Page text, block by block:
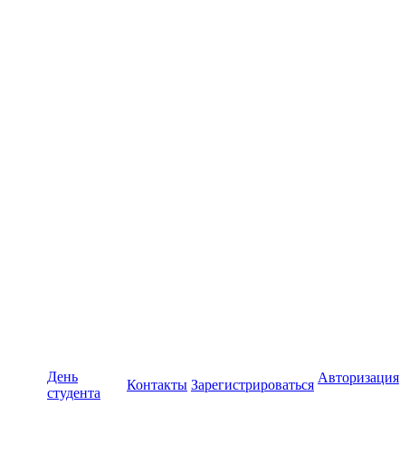
День
студента
Контакты Зарегистрироваться Авторизация